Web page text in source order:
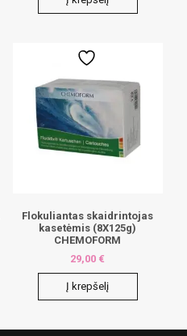
Flokuliantas skaidrintojas
kasetėmis (8X125g)
CHEMOFORM
29,00 €
Į krepšelį